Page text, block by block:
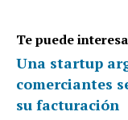
Te puede
Una startup
comerciantes
su facturación